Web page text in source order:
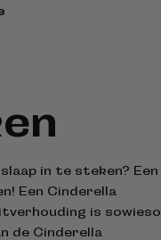
in te steken? Een
Een Cinderella
is sowieso
de Cinderella